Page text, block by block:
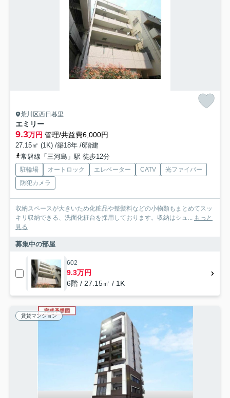
荒川区西日暮里
エミリー
9.3万円 管理/共益費6,000円
27.15㎡ (1K) /築18年 /6階建
常磐線「三河島」駅 徒歩12分
駐輪場 オートロック エレベーター CATV
光ファイバー
防犯カメラ
収納スペースが大きいため化粧品や整髪料などの小物類もまとめてスッ
キリ収納できる、洗面化粧台を採用しております。収納はシュ... もっと
見る
募集中の部屋
602
9.3万円
6階 / 27.15㎡ / 1K
賃貸マンション